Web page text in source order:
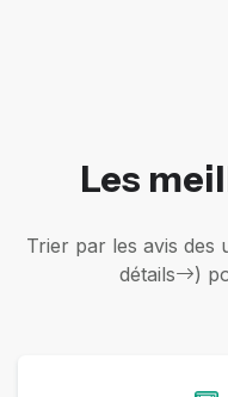
Les
Trier par les avis des
détails
)